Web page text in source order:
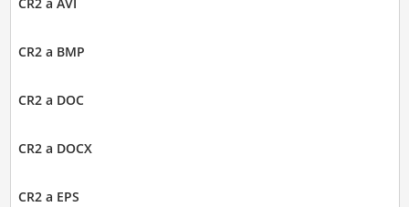
CR2 a AVI
CR2 a BMP
CR2 a DOC
CR2 a DOCX
CR2 a EPS